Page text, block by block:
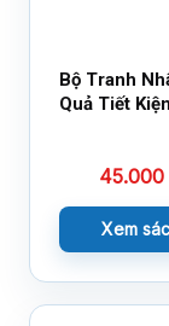
Bộ Tranh
Quả Tiết
Xem